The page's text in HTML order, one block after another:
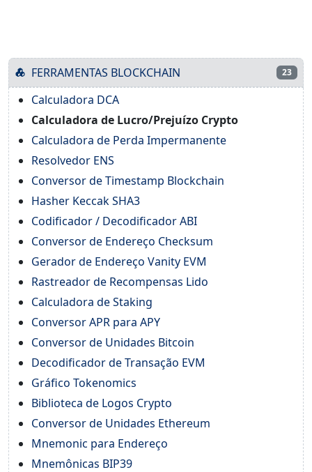
FERRAMENTAS BLOCKCHAIN 23
Calculadora DCA
Calculadora de Lucro/Prejuízo Crypto
Calculadora de Perda Impermanente
Resolvedor ENS
Conversor de Timestamp Blockchain
Hasher Keccak SHA3
Codificador / Decodificador ABI
Conversor de Endereço Checksum
Gerador de Endereço Vanity EVM
Rastreador de Recompensas Lido
Calculadora de Staking
Conversor APR para APY
Conversor de Unidades Bitcoin
Decodificador de Transação EVM
Gráfico Tokenomics
Biblioteca de Logos Crypto
Conversor de Unidades Ethereum
Mnemonic para Endereço
Mnemônicas BIP39